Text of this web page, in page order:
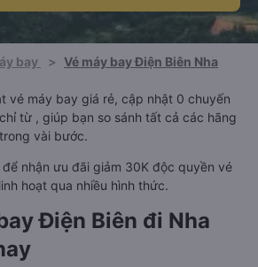
bay > Vé máy bay Điện Biên Nha
vé máy bay giá rẻ, cập nhật 0 chuyến
từ , giúp bạn so sánh tất cả các hãng
vài bước.
nhận ưu đãi giảm 30K độc quyền vé
hoạt qua nhiều hình thức.
Điện Biên đi Nha